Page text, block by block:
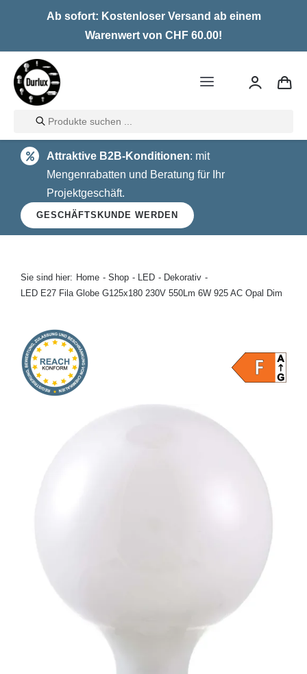
Ab sofort: Kostenloser Versand ab einem
Warenwert von CHF 60.00!
Toggle
Home
LED
Halogen
Glühlampen
Kontakt
Products
search
Attraktive B2B-Konditionen: mit
Mengenrabatten und Beratung für Ihr
Projektgeschäft.
GESCHÄFTSKUNDE WERDEN
Sie sind hier: Home Shop LED
Dekorativ
LED E27 Fila Globe G125x180 230V 550Lm 6W 925 AC Opal Dim